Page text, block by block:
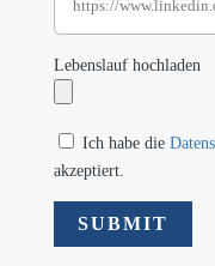
Lebenslauf hochladen
Ich habe die
akzeptiert.